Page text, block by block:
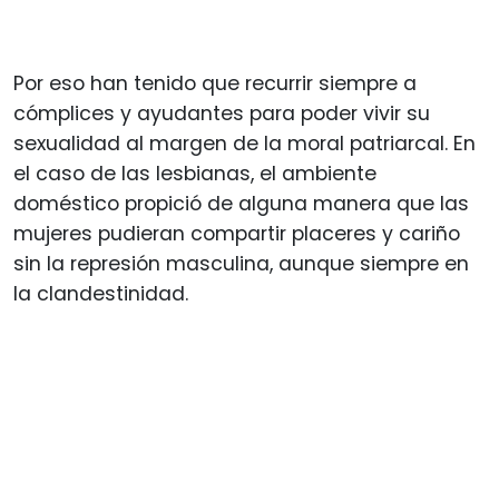
Por eso han tenido que recurrir siempre a
cómplices y ayudantes para poder vivir su
sexualidad al margen de la moral patriarcal. En
el caso de las lesbianas, el ambiente
doméstico propició de alguna manera que las
mujeres pudieran compartir placeres y cariño
sin la represión masculina, aunque siempre en
la clandestinidad.